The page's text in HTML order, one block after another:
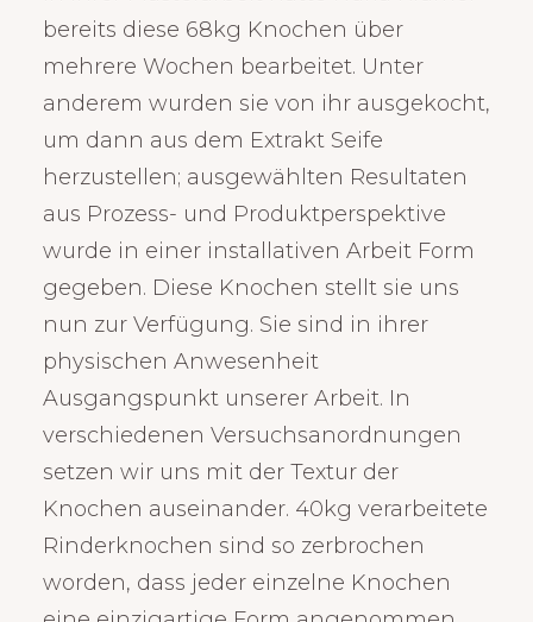
bereits diese 68kg Knochen über
mehrere Wochen bearbeitet. Unter
anderem wurden sie von ihr ausgekocht,
um dann aus dem Extrakt Seife
herzustellen; ausgewählten Resultaten
aus Prozess- und Produktperspektive
wurde in einer installativen Arbeit Form
gegeben. Diese Knochen stellt sie uns
nun zur Verfügung. Sie sind in ihrer
physischen Anwesenheit
Ausgangspunkt unserer Arbeit. In
verschiedenen Versuchsanordnungen
setzen wir uns mit der Textur der
Knochen auseinander. 40kg verarbeitete
Rinderknochen sind so zerbrochen
worden, dass jeder einzelne Knochen